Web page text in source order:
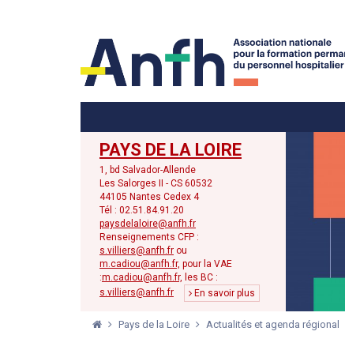
PAYS DE LA LOIRE
1, bd Salvador-Allende
Les Salorges II - CS 60532
44105 Nantes Cedex 4
Tél : 02.51.84.91.20
paysdelaloire@anfh.fr
Renseignements CFP :
s.villiers@anfh.fr ou
m.cadiou@anfh.fr, pour la VAE
:m.cadiou@anfh.fr, les BC :
s.villiers@anfh.fr
En savoir plus
Pays de la Loire Actualités et agenda régional